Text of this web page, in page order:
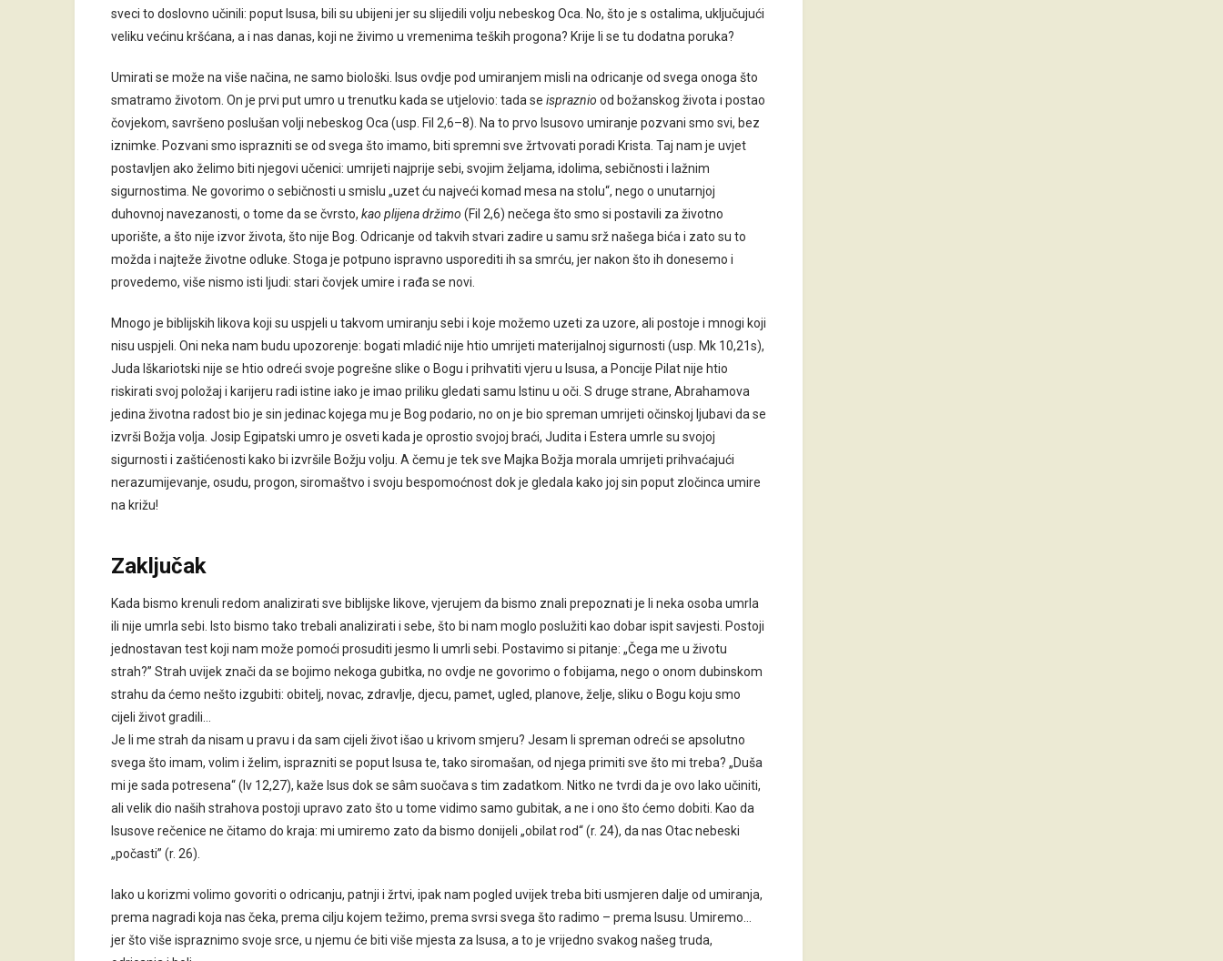
sveci to doslovno učinili: poput Isusa, bili su ubijeni jer su slijedili volju nebeskog Oca. No, što je s ostalima, uključujući
veliku većinu kršćana, a i nas danas, koji ne živimo u vremenima teških progona? Krije li se tu dodatna poruka?
Umirati se može na više načina, ne samo biološki. Isus ovdje pod umiranjem misli na odricanje od svega onoga što
smatramo životom. On je prvi put umro u trenutku kada se utjelovio: tada se ispraznio od božanskog života i postao
čovjekom, savršeno poslušan volji nebeskog Oca (usp. Fil 2,6–8). Na to prvo Isusovo umiranje pozvani smo svi, bez
iznimke. Pozvani smo isprazniti se od svega što imamo, biti spremni sve žrtvovati poradi Krista. Taj nam je uvjet
postavljen ako želimo biti njegovi učenici: umrijeti najprije sebi, svojim željama, idolima, sebičnosti i lažnim
sigurnostima. Ne govorimo o sebičnosti u smislu „uzet ću najveći komad mesa na stolu“, nego o unutarnjoj
duhovnoj navezanosti, o tome da se čvrsto, kao plijena držimo (Fil 2,6) nečega što smo si postavili za životno
uporište, a što nije izvor života, što nije Bog. Odricanje od takvih stvari zadire u samu srž našega bića i zato su to
možda i najteže životne odluke. Stoga je potpuno ispravno usporediti ih sa smrću, jer nakon što ih donesemo i
provedemo, više nismo isti ljudi: stari čovjek umire i rađa se novi.
Mnogo je biblijskih likova koji su uspjeli u takvom umiranju sebi i koje možemo uzeti za uzore, ali postoje i mnogi koji
nisu uspjeli. Oni neka nam budu upozorenje: bogati mladić nije htio umrijeti materijalnoj sigurnosti (usp. Mk 10,21s),
Juda Iškariotski nije se htio odreći svoje pogrešne slike o Bogu i prihvatiti vjeru u Isusa, a Poncije Pilat nije htio
riskirati svoj položaj i karijeru radi istine iako je imao priliku gledati samu Istinu u oči. S druge strane, Abrahamova
jedina životna radost bio je sin jedinac kojega mu je Bog podario, no on je bio spreman umrijeti očinskoj ljubavi da se
izvrši Božja volja. Josip Egipatski umro je osveti kada je oprostio svojoj braći, Judita i Estera umrle su svojoj
sigurnosti i zaštićenosti kako bi izvršile Božju volju. A čemu je tek sve Majka Božja morala umrijeti prihvaćajući
nerazumijevanje, osudu, progon, siromaštvo i svoju bespomoćnost dok je gledala kako joj sin poput zločinca umire
na križu!
Zaključak
Kada bismo krenuli redom analizirati sve biblijske likove, vjerujem da bismo znali prepoznati je li neka osoba umrla
ili nije umrla sebi. Isto bismo tako trebali analizirati i sebe, što bi nam moglo poslužiti kao dobar ispit savjesti. Postoji
jednostavan test koji nam može pomoći prosuditi jesmo li umrli sebi. Postavimo si pitanje: „Čega me u životu
strah?” Strah uvijek znači da se bojimo nekoga gubitka, no ovdje ne govorimo o fobijama, nego o onom dubinskom
strahu da ćemo nešto izgubiti: obitelj, novac, zdravlje, djecu, pamet, ugled, planove, želje, sliku o Bogu koju smo
cijeli život gradili…
Je li me strah da nisam u pravu i da sam cijeli život išao u krivom smjeru? Jesam li spreman odreći se apsolutno
svega što imam, volim i želim, isprazniti se poput Isusa te, tako siromašan, od njega primiti sve što mi treba? „Duša
mi je sada potresena“ (Iv 12,27), kaže Isus dok se sâm suočava s tim zadatkom. Nitko ne tvrdi da je ovo lako učiniti,
ali velik dio naših strahova postoji upravo zato što u tome vidimo samo gubitak, a ne i ono što ćemo dobiti. Kao da
Isusove rečenice ne čitamo do kraja: mi umiremo zato da bismo donijeli „obilat rod“ (r. 24), da nas Otac nebeski
„počasti” (r. 26).
Iako u korizmi volimo govoriti o odricanju, patnji i žrtvi, ipak nam pogled uvijek treba biti usmjeren dalje od umiranja,
prema nagradi koja nas čeka, prema cilju kojem težimo, prema svrsi svega što radimo – prema Isusu. Umiremo…
jer što više ispraznimo svoje srce, u njemu će biti više mjesta za Isusa, a to je vrijedno svakog našeg truda,